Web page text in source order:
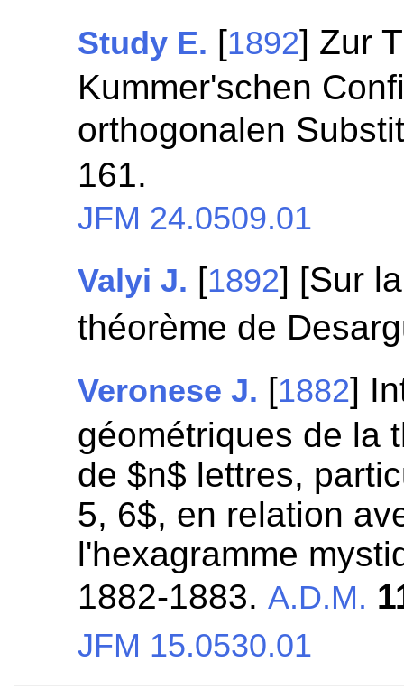
Study E. [1892] Zur
Kummer'schen
orthogonalen
161.
JFM 24.0509.01
Valyi J. [1892] [Sur
théorème de
Veronese J. [1882]
géométriques de la
de $n$ lettres,
5, 6$, en relation
l'hexagramme
1882-1883.A.D.M.
JFM 15.0530.01